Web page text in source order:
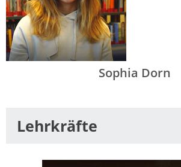
Sophia Dorn
Lehrkräfte